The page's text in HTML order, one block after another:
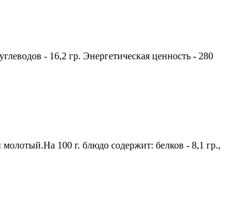
- 16,2 гр. Энергетическая ценность - 280
молотый.На 100 г. блюдо содержит: белков - 8,1 гр.,